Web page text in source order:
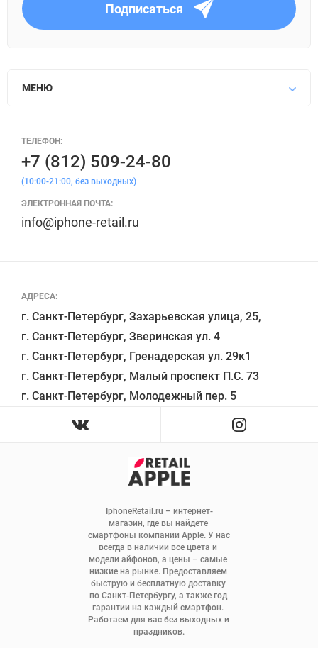
Подписаться
IphoneRetail.ru – интернет-
магазин, где вы найдете
смартфоны компании Apple. У нас
всегда в наличии все цвета и
модели айфонов, а цены – самые
низкие на рынке. Предоставляем
быструю и бесплатную доставку
по Санкт-Петербургу, а также год
гарантии на каждый смартфон.
Работаем для вас без выходных и
праздников.
МЕНЮ
АДРЕСА:
г. Санкт-Петербург, Захарьевская улица, 25,
г. Санкт-Петербург, Зверинская ул. 4
г. Санкт-Петербург, Гренадерская ул. 29к1
г. Санкт-Петербург, Малый проспект П.С. 73
ТЕЛЕФОН:
+7 (812) 509-24-80
(10:00-21:00, без выходных)
ЭЛЕКТРОННАЯ ПОЧТА:
info@iphone-retail.ru